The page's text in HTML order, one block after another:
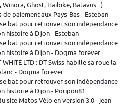
Ghost, Haibike, Batavus...)
paiement aux Pays-Bas - Esteban
bat pour retrouver son indépendance
histoire à Dijon - Esteban
bat pour retrouver son indépendance
histoire à Dijon - Dogma forever
WHITE LTD : DT Swiss habille sa roue la
- Dogma forever
bat pour retrouver son indépendance
histoire à Dijon - Poupou81
site Matos Vélo en version 3.0 - jean-